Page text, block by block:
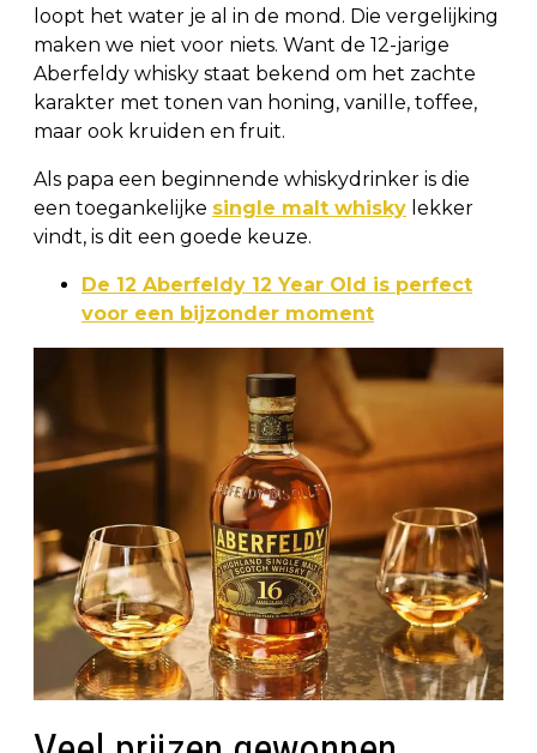
loopt het water je al in de mond. Die vergelijking
maken we niet voor niets. Want de 12-jarige
Aberfeldy whisky staat bekend om het zachte
karakter met tonen van honing, vanille, toffee,
maar ook kruiden en fruit.
Als papa een beginnende whiskydrinker is die
een toegankelijke single malt whisky lekker
vindt, is dit een goede keuze.
De 12 Aberfeldy 12 Year Old is perfect
voor een bijzonder moment